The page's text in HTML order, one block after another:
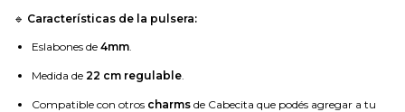
🔹 Características de la pulsera:
Eslabones de 4mm
Medida de 22 cm regulable
Compatible con otros charms de Cabecita que podés agregar a tu